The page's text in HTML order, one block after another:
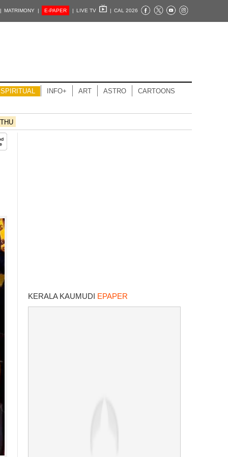
MATRIMONY | E-PAPER | LIVE TV | CAL 2026
SPIRITUAL INFO+ ART ASTRO CARTOONS
KERALA KAUMUDI EPAPER